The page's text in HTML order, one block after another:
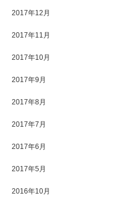
2017年12月
2017年11月
2017年10月
2017年9月
2017年8月
2017年7月
2017年6月
2017年5月
2016年10月